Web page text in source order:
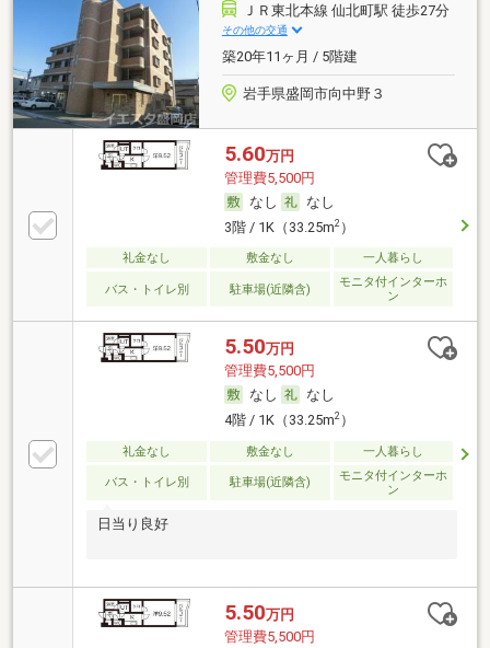
ＪＲ東北本線 仙北町駅 徒歩27分
その他の交通
築20年11ヶ月 / 5階建
岩手県盛岡市向中野３
5.60万円
管理費5,500円
なし
なし
3階 / 1K（33.25m2）
礼金なし 敷金なし 一人暮らし
バス・トイレ別 駐車場(近隣含)
モニタ付インターホ
ン
5.50万円
管理費5,500円
なし
なし
4階 / 1K（33.25m2）
礼金なし 敷金なし 一人暮らし
バス・トイレ別 駐車場(近隣含)
モニタ付インターホ
ン
日当り良好
5.50万円
管理費5,500円